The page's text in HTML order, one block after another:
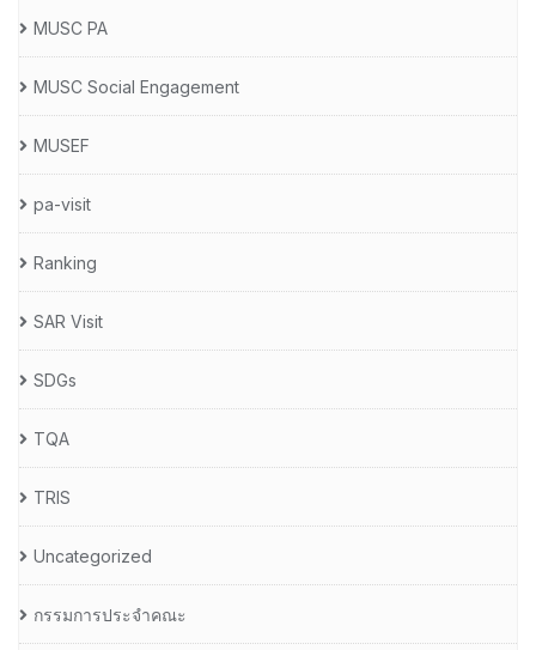
MUSC PA
MUSC Social Engagement
MUSEF
pa-visit
Ranking
SAR Visit
SDGs
TQA
TRIS
Uncategorized
กรรมการประจำคณะ